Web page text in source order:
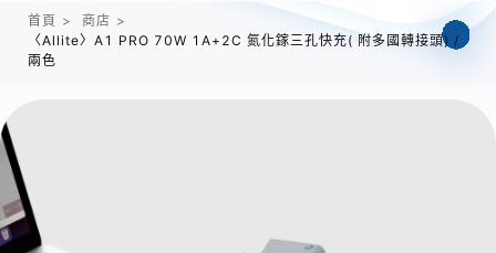
首頁 > 商店 >
〈Allite〉A1 PRO 70W 1A+2C 氮化鎵三孔快充( 附多國轉接頭) /
兩色